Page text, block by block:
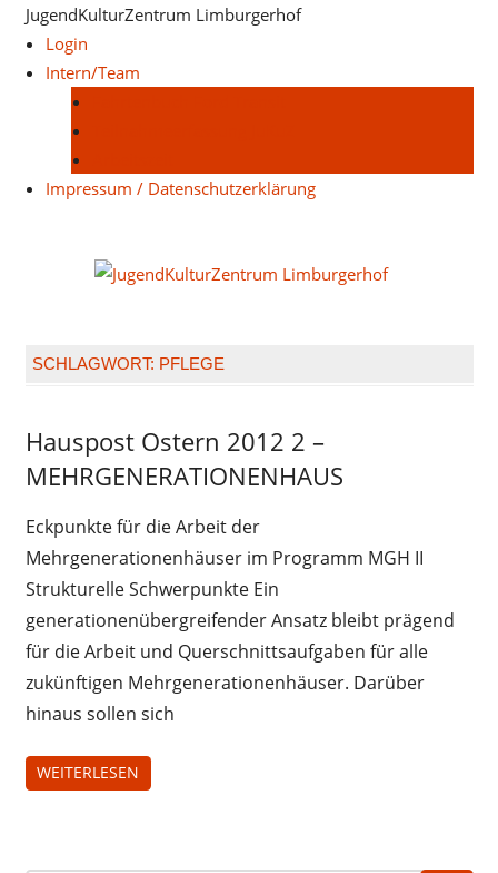
Zum
Inhalt
springen
JugendKulturZentrum Limburgerhof
Login
Intern/Team
Impressum / Datenschutzerklärung
SCHLAGWORT: PFLEGE
Hauspost
Ostern-
2012
Hauspost Ostern 2012 2 –
MEHRGENERATIONENHAUS
Eckpunkte für die Arbeit der
Mehrgenerationenhäuser im Programm MGH II
Strukturelle Schwerpunkte Ein
generationenübergreifender Ansatz bleibt prägend
für die Arbeit und Querschnittsaufgaben für alle
zukünftigen Mehrgenerationenhäuser. Darüber
hinaus sollen sich
WEITERLESEN